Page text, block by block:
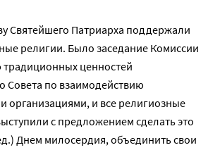
Святейшего Патриарха поддержали
религии. Было заседание Комиссии
ценностей
Совета по взаимодействию
организациями, и все религиозные
с предложением сделать это
Днем милосердия, объединить свои